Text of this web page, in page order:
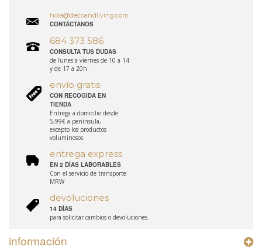
hola@decoandliving.com
CONTÁCTANOS
684 373 586
CONSULTA TUS DUDAS
de lunes a viernes de 10 a 14
y de 17 a 20h.
envío gratis
CON RECOGIDA EN
TIENDA
Entrega a domicilio desde
5,99€ a península,
excepto los productos
voluminosos.
entrega express
EN 2 DÍAS LABORABLES
Con el servicio de transporte
MRW
devoluciones
14 DÍAS
para solicitar cambios o devoluciones.
información